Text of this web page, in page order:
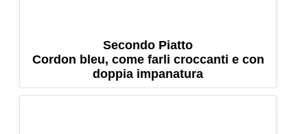
Secondo Piatto
Cordon bleu, come farli croccanti e con
doppia impanatura